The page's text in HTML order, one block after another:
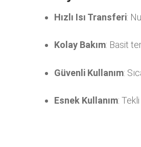
Hızlı Isı Transferi:
Kolay Bakım: Basit
Güvenli Kullanım:
Esnek Kullanım: